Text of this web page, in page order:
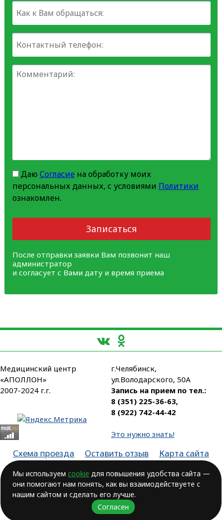
Даю Согласиена обработку моих
персональных данных, с условиями Политики
ознакомлен.
Записаться
После отправки заявки Вам позвонит наш
администратор
и согласует с Вами дату и время приема
Медицинский центр
«АПОЛЛОН»
2007-2024 г.г.
г.Челябинск,
ул.Володарского, 50А
Запись на прием по тел.:
8 (351) 225-36-63,
8 (922) 742-44-42
Это нужно знать!
Схема проезда Оставить отзыв
Карта сайта
Лицензия № ЛО-74-01-003806, от 14.10.2016, выдана Министерством
здравоохранения Челябинской области
ВОЗМОЖНЫ ПРОТИВОПОКАЗАНИЯ.
Мы используем cookie для повышения удобства сайта —
они помогают нам понять, как вы взаимодействуете с
нашим сайтом и сделать его лучше.
Согласен